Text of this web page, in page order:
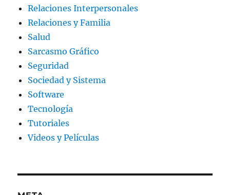
Relaciones Interpersonales
Relaciones y Familia
Salud
Sarcasmo Gráfico
Seguridad
Sociedad y Sistema
Software
Tecnología
Tutoriales
Videos y Películas